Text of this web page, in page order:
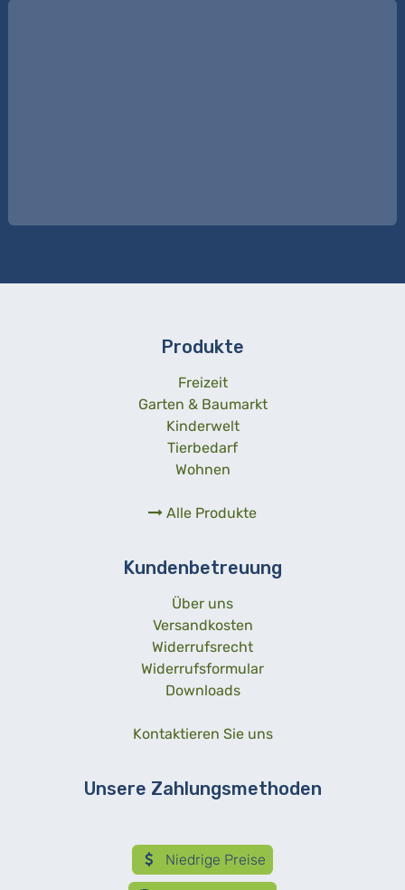
Produkte
Freizeit
Garten & Baumarkt
Kinderwelt
Tierbedarf
Wohnen
Alle Produkte
Kundenbetreuung
Über uns
Versandkosten
Widerrufsrecht
Widerrufsformular
Downloads
Kontaktieren Sie uns
Unsere Zahlungsmethoden
Niedrige Preise